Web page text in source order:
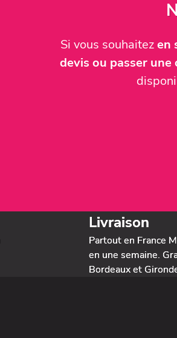
Si vous souhaitezen
devis ou passer une
Livraison
Partout en France
en une semaine.
Bordeaux et